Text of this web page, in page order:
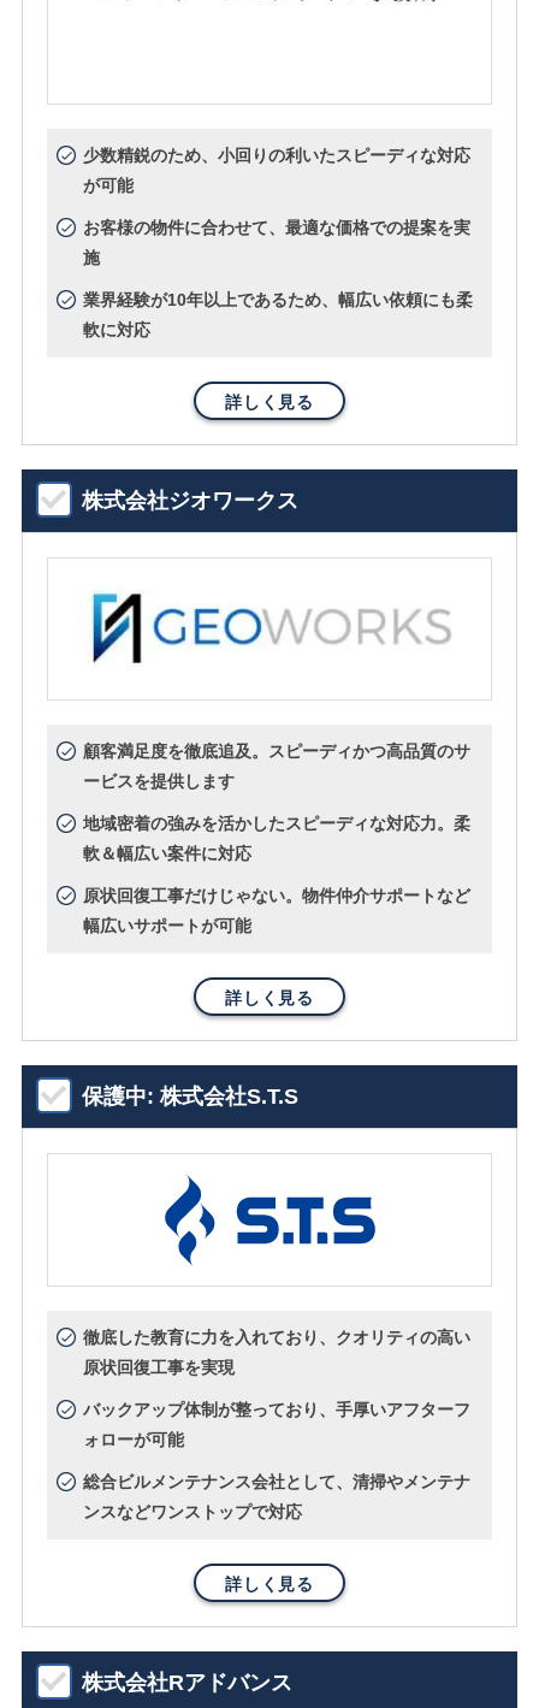
少数精鋭のため、小回りの利いたスピーディな対応
が可能
お客様の物件に合わせて、最適な価格での提案を実
施
業界経験が10年以上であるため、幅広い依頼にも柔
軟に対応
詳しく見る
株式会社ジオワークス
顧客満足度を徹底追及。スピーディかつ高品質のサ
ービスを提供します
地域密着の強みを活かしたスピーディな対応力。柔
軟＆幅広い案件に対応
原状回復工事だけじゃない。物件仲介サポートなど
幅広いサポートが可能
詳しく見る
保護中: 株式会社S.T.S
徹底した教育に力を入れており、クオリティの高い
原状回復工事を実現
バックアップ体制が整っており、手厚いアフターフ
ォローが可能
総合ビルメンテナンス会社として、清掃やメンテナ
ンスなどワンストップで対応
詳しく見る
株式会社Rアドバンス